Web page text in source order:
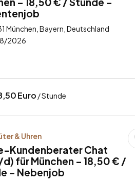
München, Bayern, Deutschland
2026
Euro / Stunde
& Uhren
Kundenberater Chat
für München – 18,50 € /
– Nebenjob